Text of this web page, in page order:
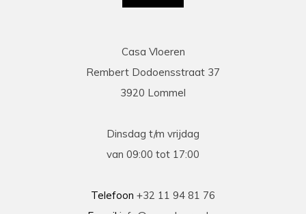
Casa Vloeren
Rembert Dodoensstraat 37
3920 Lommel
Dinsdag t/m vrijdag
van 09:00 tot 17:00
Telefoon +32 11 94 81 76